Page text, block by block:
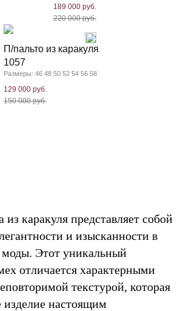
189 000 руб.
220 000 руб.
П/пальто из каракуля
1057
Размеры: 46 48 50 52 54 56 58
129 000 руб.
150 000 руб.
каракуля представляет собой
и изысканности в
Этот уникальный
отличается характерными
текстурой, которая
изделие настоящим